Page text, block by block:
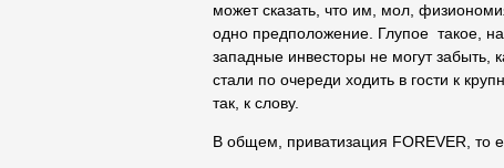
может сказать, что им, мол,
одно предположение. Глупое такое,
западные инвесторы не могут
стали по очереди ходить в гости к
так, к слову.
В общем, приватизация FOREVER, то